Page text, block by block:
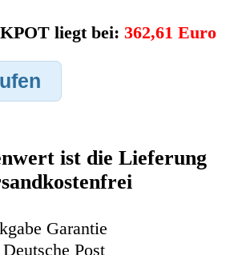
ist und so gut wie
das Zubehör welches
mitgeteilt wo genau der PC
Dort tragen Sie dann
erhalten Sie ein
Acer PC Computer
die Ihnen